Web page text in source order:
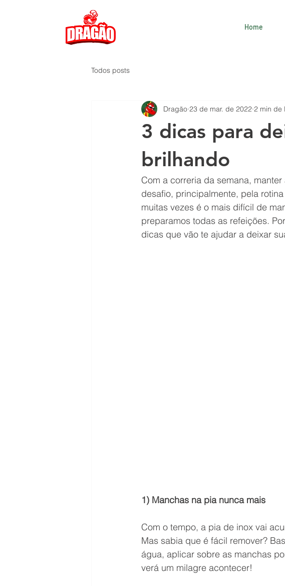
Home
Todos posts
3 dicas para
brilhando
Dragão 23 de mar. de 2022 2 min de
Com a correria da semana,
desafio, principalmente, pela
muitas vezes é o mais difícil de
preparamos todas as refeições.
dicas que vão te ajudar a deixar
1) Manchas na pia nunca mais
Com o tempo, a pia de inox vai
Mas sabia que é fácil remover?
água, aplicar sobre as manchas
verá um milagre acontecer!